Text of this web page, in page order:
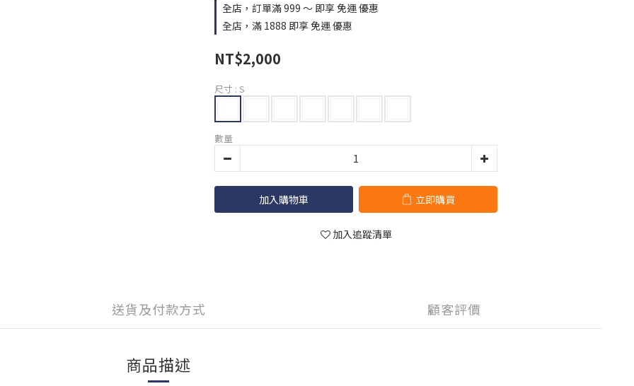
全店，訂單滿 999 ～ 即享 免運 優惠
全店，滿 1888 即享 免運 優惠
NT$2,000
尺寸 : S
數量
加入購物車 立即購買
加入追蹤清單
送貨及付款方式 顧客評價
商品描述